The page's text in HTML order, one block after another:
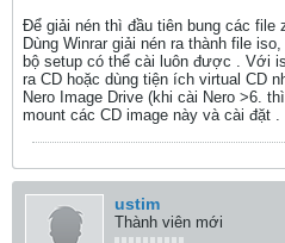
Để giải nén thì đầu tiên bung các file
Dùng Winrar giải nén ra thành file
bộ setup có thể cài luôn được . Với
ra CD hoặc dùng tiện ích virtual CD
Nero Image Drive (khi cài Nero >6.
mount các CD image này và cài đặt .
ustim
Thành viên mới